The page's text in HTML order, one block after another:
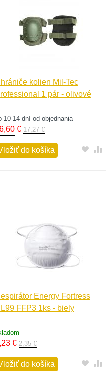
kolien Mil-Tec
1 pár - olivové
10-14 dní od objednania
€ 17,27 €
do košíka
Energy Fortress
FFP3 1ks - biely
€ 2,35 €
do košíka